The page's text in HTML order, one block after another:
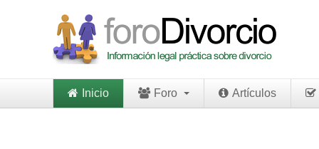
Inicio Foro Artículos